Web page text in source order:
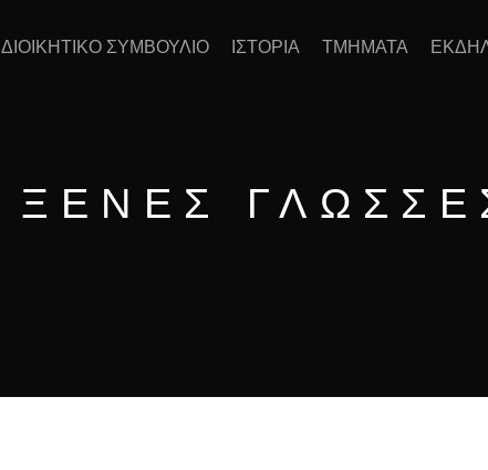
ΔΙΟΙΚΗΤΙΚΟ ΣΥΜΒΟΥΛΙΟ ΙΣΤΟΡΙΑ ΤΜΗΜΑΤΑ
ΞΕΝΕΣ